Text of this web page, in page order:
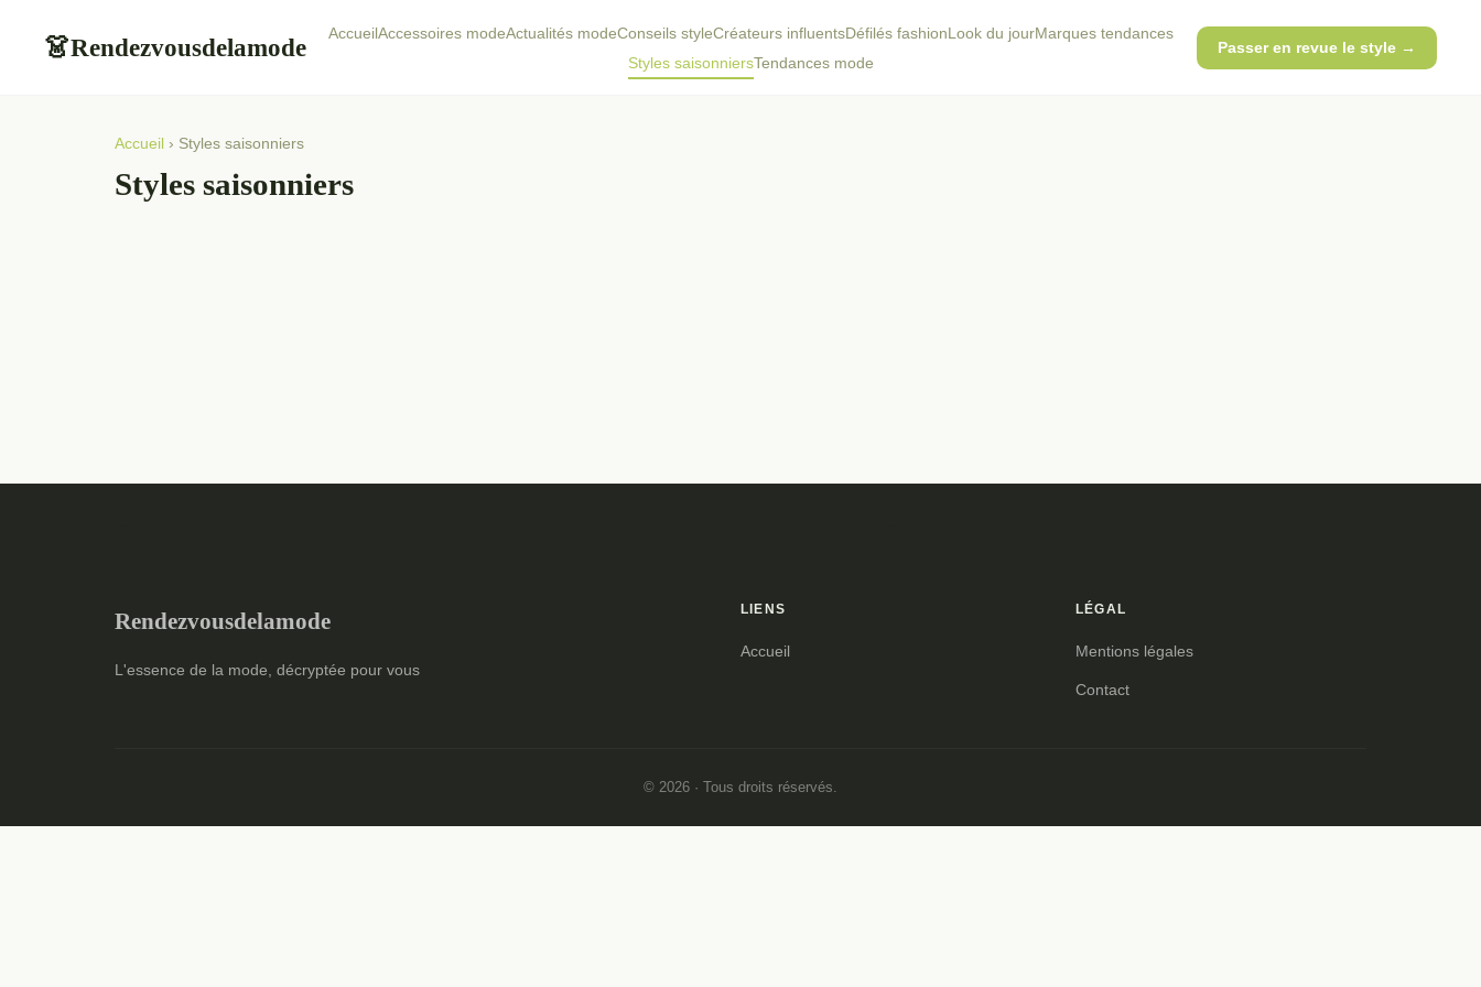
👗Rendezvousdelamode AccueilAccessoires modeActualités modeConseils styleCréateurs influentsDéfilés fashionLook du jourMarques tendances
Styles saisonniersTendances mode
Passer en revue le style →
Accueil › Styles saisonniers
Styles saisonniers
Rendezvousdelamode
L'essence de la mode, décryptée pour vous
LIENS
Accueil
LÉGAL
Mentions légales
Contact
© 2026 · Tous droits réservés.